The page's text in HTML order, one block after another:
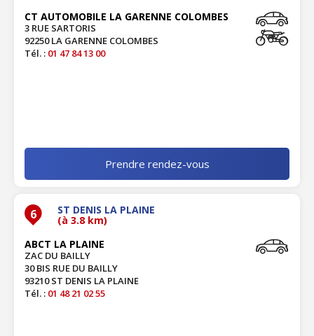
CT AUTOMOBILE LA GARENNE COLOMBES
3 RUE SARTORIS
92250 LA GARENNE COLOMBES
Tél. : 01 47 84 13 00
Prendre rendez-vous
6 ST DENIS LA PLAINE
(à 3.8 km)
ABCT LA PLAINE
ZAC DU BAILLY
30 BIS RUE DU BAILLY
93210 ST DENIS LA PLAINE
Tél. : 01 48 21 02 55